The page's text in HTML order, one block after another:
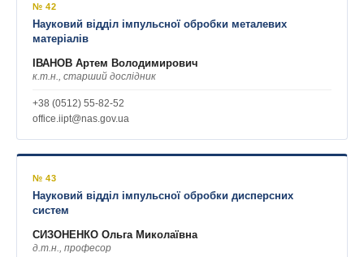
№ 42
Науковий відділ імпульсної обробки металевих
матеріалів
ІВАНОВ Артем Володимирович
к.т.н., старший дослідник
+38 (0512) 55-82-52
office.iipt@nas.gov.ua
№ 43
Науковий відділ імпульсної обробки дисперсних
систем
СИЗОНЕНКО Ольга Миколаївна
д.т.н., професор